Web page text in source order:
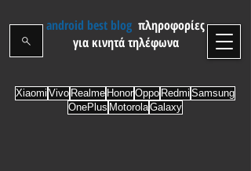
android best blog πληροφορίες
για κινητά τηλέφωνα
Xiaomi Vivo Realme HonorOppo Redmi Samsung
OnePlus MotorolaGalaxy